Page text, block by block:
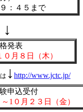
：４５まで
↓
発表
月８日（木）
↓ http://www.jctc.jp/
申込受付
1０月２３日（金）